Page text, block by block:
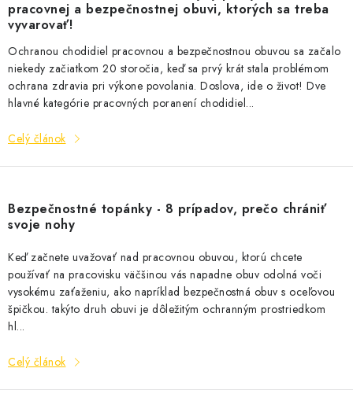
pracovnej a bezpečnostnej obuvi, ktorých sa treba
vyvarovať!
Ochranou chodidiel pracovnou a bezpečnostnou obuvou sa začalo
niekedy začiatkom 20 storočia, keď sa prvý krát stala problémom
ochrana zdravia pri výkone povolania. Doslova, ide o život! Dve
hlavné kategórie pracovných poranení chodidiel...
Celý článok
Bezpečnostné topánky - 8 prípadov, prečo chrániť
svoje nohy
Keď začnete uvažovať nad pracovnou obuvou, ktorú chcete
používať na pracovisku väčšinou vás napadne obuv odolná voči
vysokému zaťaženiu, ako napríklad bezpečnostná obuv s oceľovou
špičkou. takýto druh obuvi je dôležitým ochranným prostriedkom
hl...
Celý článok